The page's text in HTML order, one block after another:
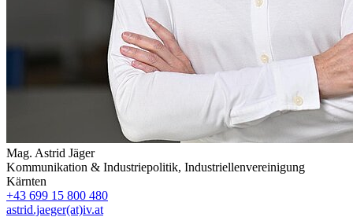
Mag. Astrid Jäger
Kommunikation & Industriepolitik, Industriellenvereinigung
Kärnten
+43 699 15 800 480
astrid.jaeger(at)iv.at